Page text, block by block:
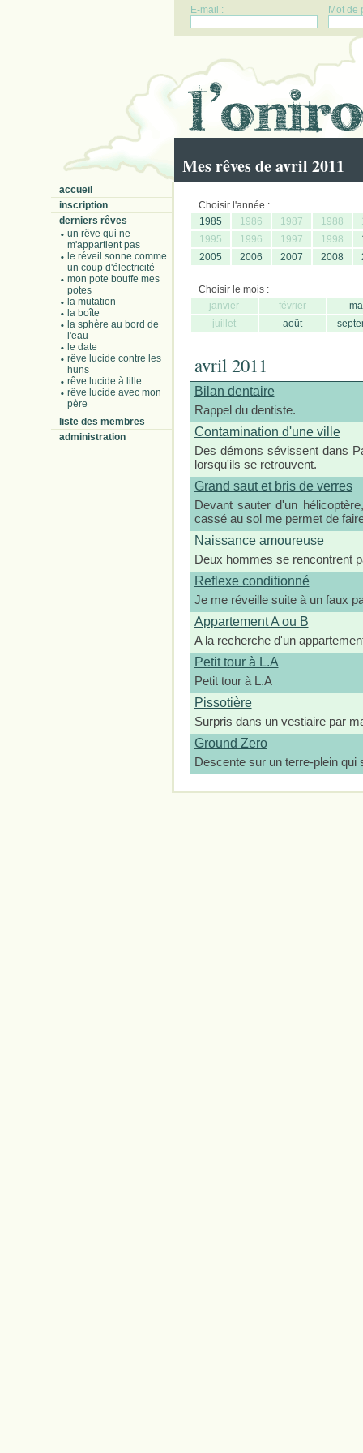
E-mail : Mot de
Mes rêves de avril 2011
accueil
inscription
derniers rêves
un rêve qui ne
m'appartient pas
le réveil sonne comme
un coup d'électricité
mon pote bouffe mes
potes
la mutation
la boîte
la sphère au bord de
l'eau
le date
rêve lucide contre les
huns
rêve lucide à lille
rêve lucide avec mon
père
liste des membres
administration
Choisir l'année :
1985
1986 1987 1988
1995
1996 1997 1998
2005
2006 2007 2008
Choisir le mois :
janvier
février
juillet
août
avril 2011
Bilan dentaire
Rappel du dentiste.
Contamination d'une ville
Des démons sévissent dans
lorsqu'ils se retrouvent.
Grand saut et bris de verres
Devant sauter d'un
cassé au sol me permet de
Naissance amoureuse
Deux hommes se rencontrent
Reflexe conditionné
Je me réveille suite à un faux
Appartement A ou B
A la recherche d'un
Petit tour à L.A
Petit tour à L.A
Pissotière
Surpris dans un vestiaire par
Ground Zero
Descente sur un terre-plein qui